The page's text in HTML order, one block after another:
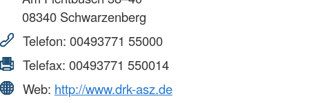
08340 Schwarzenberg
Telefon: 00493771 55000
Telefax: 00493771 550014
Web: http://www.drk-asz.de